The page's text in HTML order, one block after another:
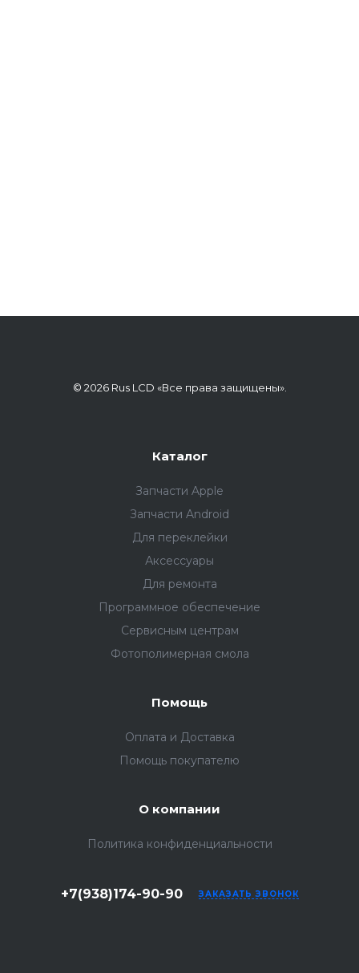
© 2026 Rus LCD «Все права защищены».
Каталог
Запчасти Apple
Запчасти Android
Для переклейки
Аксессуары
Для ремонта
Программное обеспечение
Сервисным центрам
Фотополимерная смола
Помощь
Оплата и Доставка
Помощь покупателю
О компании
Политика конфиденциальности
+7(938)174-90-90 ЗАКАЗАТЬ ЗВОНОК